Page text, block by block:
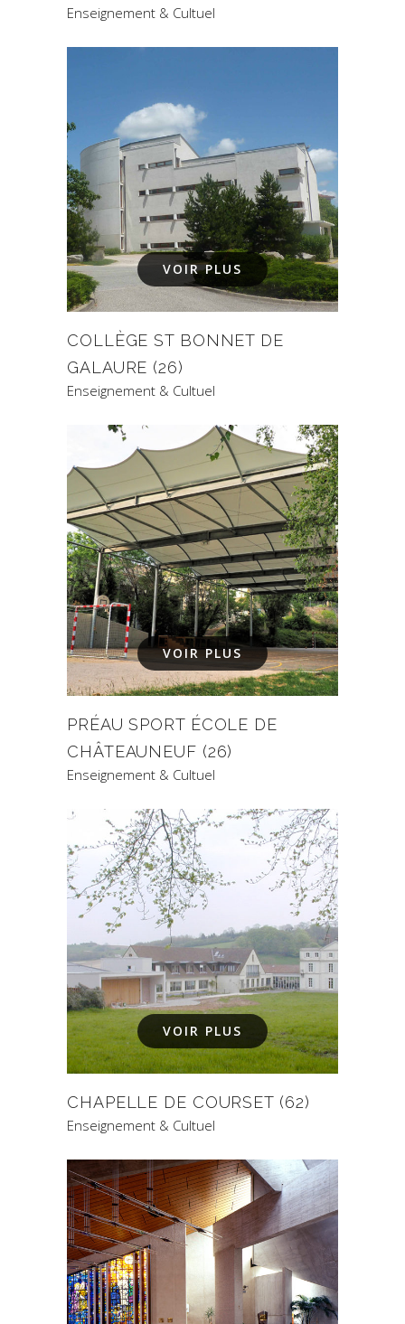
Enseignement & Cultuel
VOIR PLUS
COLLÈGE ST BONNET DE
GALAURE (26)
Enseignement & Cultuel
VOIR PLUS
PRÉAU SPORT ÉCOLE DE
CHÂTEAUNEUF (26)
Enseignement & Cultuel
VOIR PLUS
CHAPELLE DE COURSET (62)
Enseignement & Cultuel